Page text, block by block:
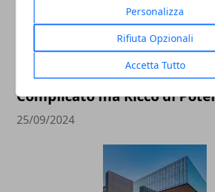
Personalizza
Rifiuta Opzionali
Accetta Tutto
Social Media e Istruzione:
Complicato ma Ricco di
25/09/2024